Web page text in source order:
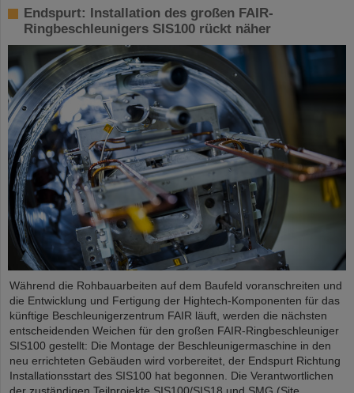
Endspurt: Installation des großen FAIR-
Ringbeschleunigers SIS100 rückt näher
Während die Rohbauarbeiten auf dem Baufeld voranschreiten und
die Entwicklung und Fertigung der Hightech-Komponenten für das
künftige Beschleunigerzentrum FAIR läuft, werden die nächsten
entscheidenden Weichen für den großen FAIR-Ringbeschleuniger
SIS100 gestellt: Die Montage der Beschleunigermaschine in den
neu errichteten Gebäuden wird vorbereitet, der Endspurt Richtung
Installationsstart des SIS100 hat begonnen. Die Verantwortlichen